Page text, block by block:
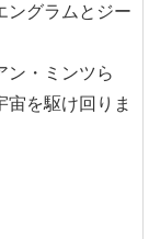
ングラムとジー
ン・ミンツら
を駆け回りま